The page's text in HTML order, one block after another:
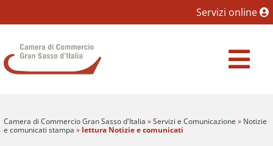
Vai al Contenuto principale della pagina
Servizi online
Camera di Commercio Gran Sasso d'Italia
Camera di Commercio Gran Sasso d'Italia »Servizi e Comunicazione » Notizie
e comunicati stampa » lettura Notizie e comunicati